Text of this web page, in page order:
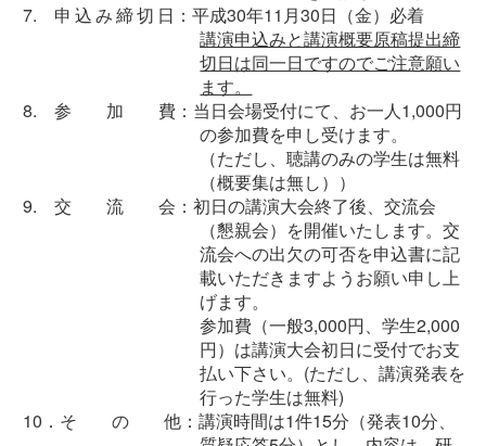
7. 申込み締切 日：平成30年11月30日（金）必着
講演申込みと講演概要原稿提出締
切日は同一日ですのでご注意願い
ます。
8. 参 加 費：当日会場受付にて、お一人1,000円
の参加費を申し受けます。
（ただし、聴講のみの学生は無料
（概要集は無し））
9. 交 流 会：初日の講演大会終了後、交流会
（懇親会）を開催いたします。交
流会への出欠の可否を申込書に記
載いただきますようお願い申し上
げます。
参加費（一般3,000円、学生2,000
円）は講演大会初日に受付でお支
払い下さい。(ただし、講演発表を
行った学生は無料)
10．そ の 他：講演時間は1件15分（発表10分、